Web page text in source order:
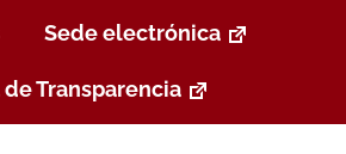
Sede electrónica
Transparencia